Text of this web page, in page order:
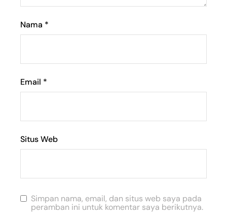
Nama *
Email *
Situs Web
Simpan nama, email, dan situs web saya pada
peramban ini untuk komentar saya berikutnya.